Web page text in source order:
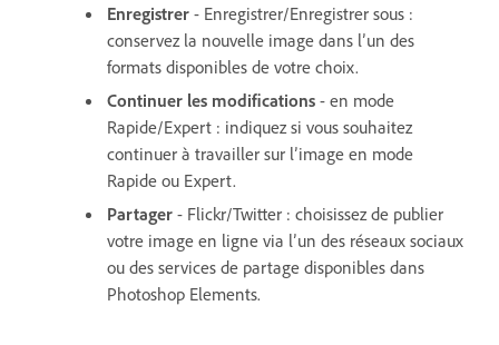
Enregistrer - Enregistrer/Enregistrer sous :
conservez la nouvelle image dans l’un des
formats disponibles de votre choix.
Continuer les modifications - en mode
Rapide/Expert : indiquez si vous souhaitez
continuer à travailler sur l’image en mode
Rapide ou Expert.
Partager - Flickr/Twitter : choisissez de publier
votre image en ligne via l’un des réseaux sociaux
ou des services de partage disponibles dans
Photoshop Elements.